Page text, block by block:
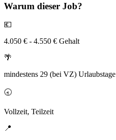
Warum dieser Job?
💶
4.050 € - 4.550 € Gehalt
🌴
mindestens 29 (bei VZ) Urlaubstage
🕣
Vollzeit, Teilzeit
📍